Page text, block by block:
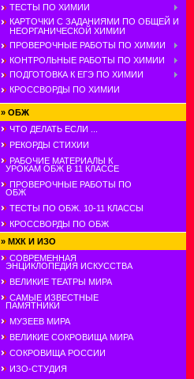
ТЕСТЫ ПО ХИМИИ
КАРТОЧКИ С ЗАДАНИЯМИ ПО ОБЩЕЙ И
НЕОРГАНИЧЕСКОЙ ХИМИИ
ПРОВЕРОЧНЫЕ РАБОТЫ ПО ХИМИИ
КОНТРОЛЬНЫЕ РАБОТЫ ПО ХИМИИ
ПОДГОТОВКА К ЕГЭ ПО ХИМИИ
КРОССВОРДЫ ПО ХИМИИ
» ОБЖ
ЧТО ДЕЛАТЬ ЕСЛИ ...
РЕКОРДЫ СТИХИИ
РАБОЧИЕ МАТЕРИАЛЫ К
УРОКАМ ОБЖ В 11 КЛАССЕ
ПРОВЕРОЧНЫЕ РАБОТЫ ПО
ОБЖ
ТЕСТЫ ПО ОБЖ. 10-11 КЛАССЫ
КРОССВОРДЫ ПО ОБЖ
» МХК И ИЗО
СОВРЕМЕННАЯ
ЭНЦИКЛОПЕДИЯ ИСКУССТВА
ВЕЛИКИЕ ТЕАТРЫ МИРА
САМЫЕ ИЗВЕСТНЫЕ
ПАМЯТНИКИ
МУЗЕЕВ МИРА
ВЕЛИКИЕ СОКРОВИЩА МИРА
СОКРОВИЩА РОССИИ
ИЗО-СТУДИЯ